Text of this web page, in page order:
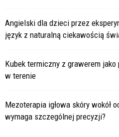
Angielski dla dzieci przez
język z naturalną ciekawością
Kubek termiczny z grawerem
w terenie
Mezoterapia igłowa skóry wokół
wymaga szczególnej precyzji?